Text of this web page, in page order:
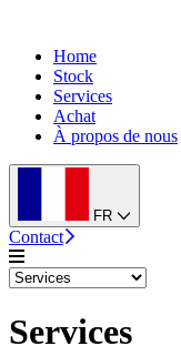
Home
Stock
Services
Achat
À propos de nous
FR
Contact
Services